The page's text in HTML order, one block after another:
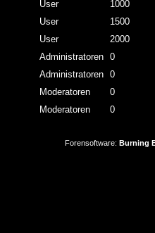
User
1000
User
1500
User
2000
Administratoren
0
Administratoren
0
Moderatoren
0
Moderatoren
0
Forensoftware: Burning